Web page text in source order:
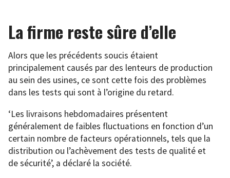
La firme reste sûre d’elle
Alors que les précédents soucis étaient
principalement causés par des lenteurs de production
au sein des usines, ce sont cette fois des problèmes
dans les tests qui sont à l’origine du retard.
‘Les livraisons hebdomadaires présentent
généralement de faibles fluctuations en fonction d’un
certain nombre de facteurs opérationnels, tels que la
distribution ou l’achèvement des tests de qualité et
de sécurité’, a déclaré la société.